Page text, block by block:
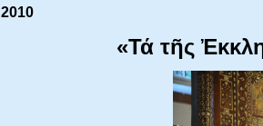
2010
«Τά τῆς